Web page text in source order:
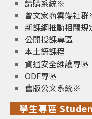
請購系統※
曾文家商雲端社
新課綱推動相關規
公開授課專區
本土語課程
資通安全維護專區
ODF專區
舊版公文系統※
學生專區